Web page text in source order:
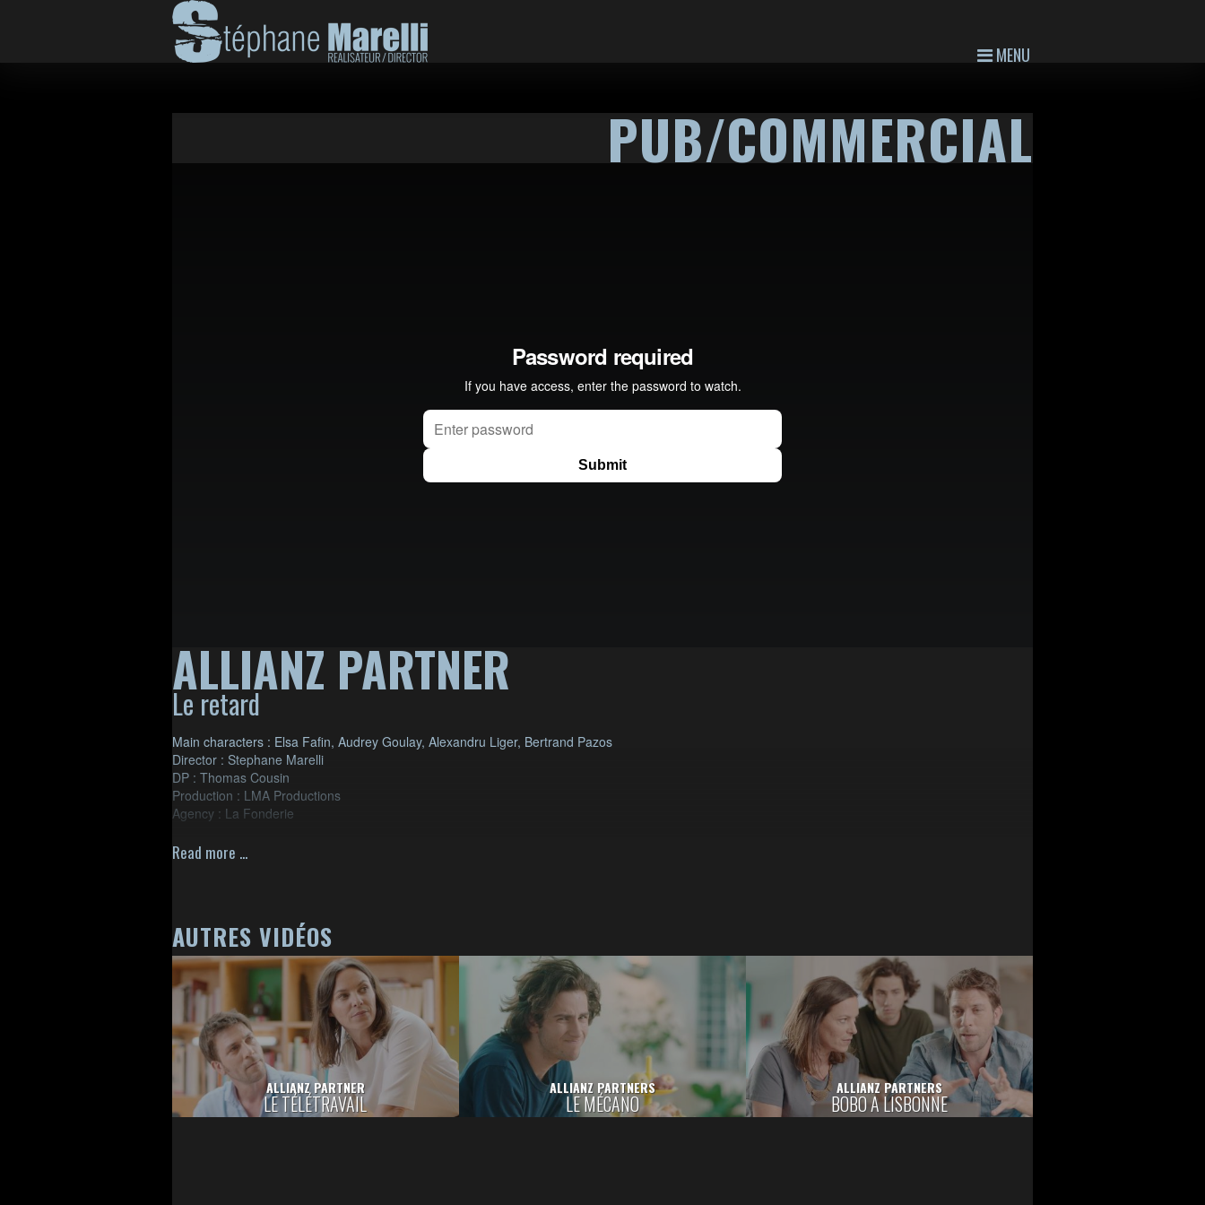
MENU
PUB/COMMERCIAL
ALLIANZ PARTNER
Le retard
Main characters : Elsa Fafin, Audrey Goulay, Alexandru Liger, Bertrand Pazos
Director : Stephane Marelli
DP : Thomas Cousin
Production : LMA Productions
Agency : La Fonderie
2020
Read more ...
AUTRES VIDÉOS
ALLIANZ PARTNER
LE TÉLÉTRAVAIL
ALLIANZ PARTNERS
LE MÉCANO
ALLIANZ PARTNERS
BOBO A LISBONNE